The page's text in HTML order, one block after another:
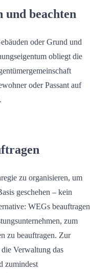
und beachten
oder Grund und
obliegt die
oder Passant auf
zu organisieren, um
geschehen – kein
WEGs beauftragen
zum
zu beauftragen. Zur
Verwaltung das
zumindest